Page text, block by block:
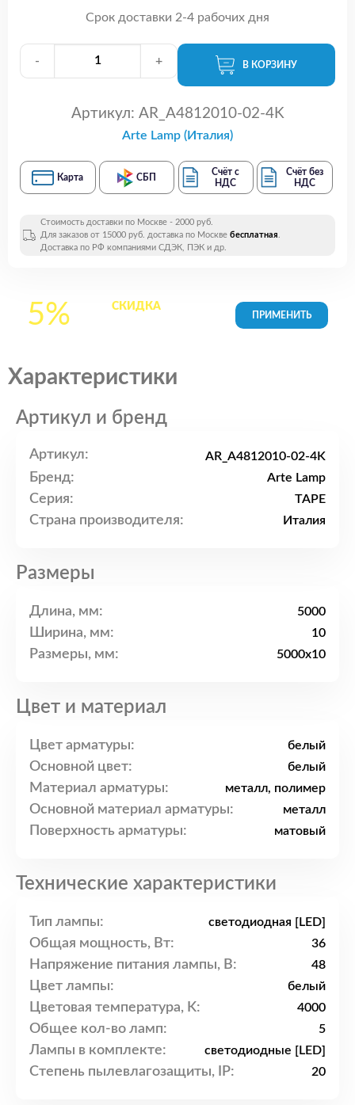
Срок доставки 2-4 рабочих дня
- + В КОРЗИНУ
Артикул: AR_A4812010-02-4K
Arte Lamp (Италия)
Карта СБП
Счёт с
НДС
Счёт без
НДС
Стоимость доставки по Москве - 2000 руб.
Для заказов от 15000 руб. доставка по Москве бесплатная.
Доставка по РФ компаниями СДЭК, ПЭК и др.
5% СКИДКАна все
Характеристики
Артикул и бренд
Артикул: AR_A4812010-02-4K
Бренд: Arte Lamp
Серия: TAPE
Страна производителя: Италия
Размеры
Длина, мм: 5000
Ширина, мм: 10
Размеры, мм: 5000x10
Цвет и материал
Цвет арматуры: белый
Основной цвет: белый
Материал арматуры: металл, полимер
Основной материал арматуры: металл
Поверхность арматуры: матовый
Технические характеристики
Тип лампы: светодиодная [LED]
Общая мощность, Вт: 36
Напряжение питания лампы, В: 48
Цвет лампы: белый
Цветовая температура, K: 4000
Общее кол-во ламп: 5
Лампы в комплекте: светодиодные [LED]
Степень пылевлагозащиты, IP: 20